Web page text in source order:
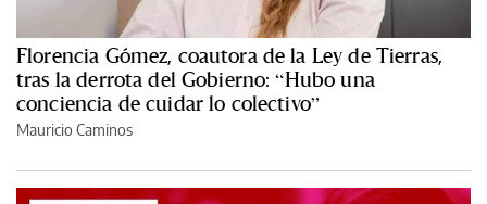
Florencia Gómez, coautora de la Ley de Tierras,
tras la derrota del Gobierno: “Hubo una
conciencia de cuidar lo colectivo”
Mauricio Caminos